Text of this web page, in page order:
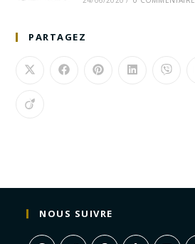
PARTAGEZ
NOUS SUIVRE